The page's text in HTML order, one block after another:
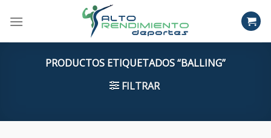
PRODUCTOS ETIQUETADOS “BALLING”
FILTRAR